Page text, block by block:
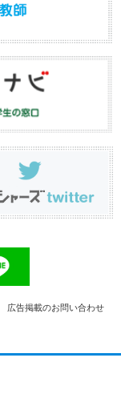
広告掲載のお問い合わせ